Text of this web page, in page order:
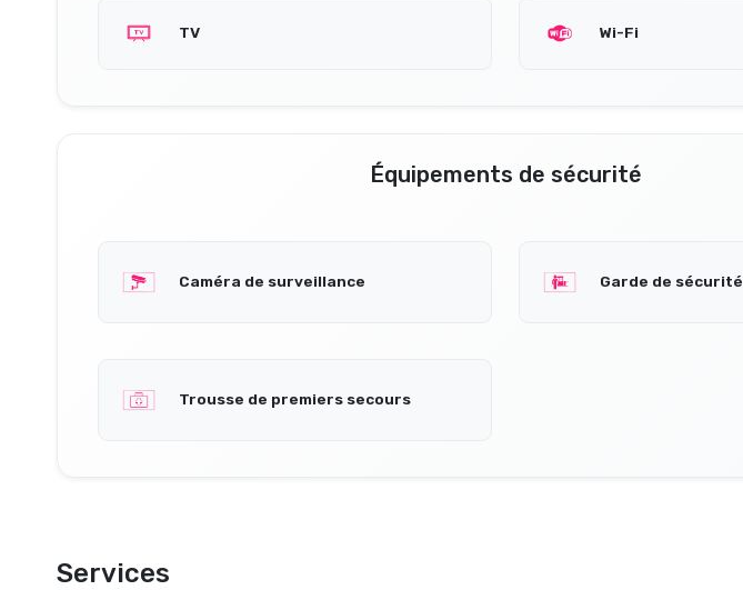
TV Wi-Fi
Équipements de sécurité
Caméra de surveillance Garde de sécurité
Trousse de premiers secours
Services